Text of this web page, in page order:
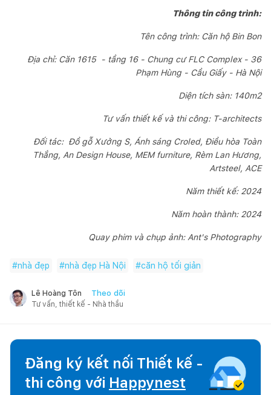
Thông tin công trình:
Tên công trình: Căn hộ Bin Bon
Địa chỉ: Căn 1615 - tầng 16 - Chung cư FLC Complex - 36
Phạm Hùng - Cầu Giấy - Hà Nội
Diện tích sàn: 140m2
Tư vấn thiết kế và thi công: T-architects
Đối tác: Đồ gỗ Xưởng S, Ánh sáng Croled, Điều hòa Toàn
Thắng, An Design House, MEM furniture, Rèm Lan Hương,
Artsteel, ACE
Năm thiết kế: 2024
Năm hoàn thành: 2024
Quay phim và chụp ảnh: Ant's Photography
#nhà đẹp #nhà đẹp Hà Nội #căn hộ tối giản
Lê Hoàng Tôn Theo dõi
Tư vấn, thiết kế - Nhà thầu
Đăng ký kết nối Thiết kế -
thi công với Happynest